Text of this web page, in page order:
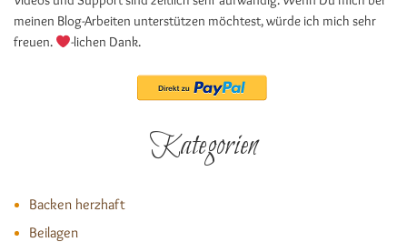
meinen Blog-Arbeiten unterstützen möchtest, würde ich mich sehr
freuen.
-lichen Dank.
Kategorien
Backen herzhaft
Beilagen